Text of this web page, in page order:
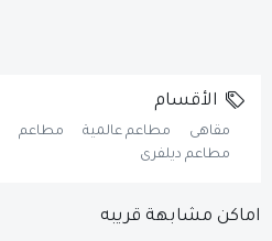
الأقسام
مقاهى مطاعم عالمية مطاعم
مطاعم ديلفرى
اماكن مشابهة قريبه